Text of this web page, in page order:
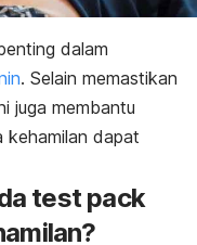
dalam
. Selain memastikan
juga membantu
kehamilan dapat
test pack